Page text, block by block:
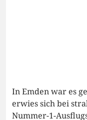
In Emden war es
erwies sich bei
Nummer-1-